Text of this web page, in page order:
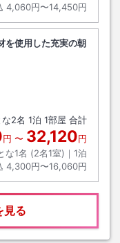
4,060円〜14,450円
を使用した充実の朝
な2名 1泊 1部屋 合計
円 〜 32,120円
な1名 (2名1室)｜ 1泊
4,300円〜16,060円
見る